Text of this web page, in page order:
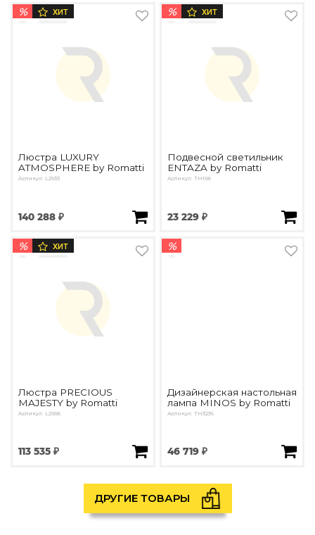
% ХИТ
Люстра LUXURY
ATMOSPHERE by Romatti
Артикул: L2933
140 288 ₽
% ХИТ
Подвесной светильник
ENTAZA by Romatti
Артикул: TH168
23 229 ₽
% ХИТ
Люстра PRECIOUS
MAJESTY by Romatti
Артикул: L2958
113 535 ₽
%
Дизайнерская настольная
лампа MINOS by Romatti
Артикул: ТН3236
46 719 ₽
ДРУГИЕ ТОВАРЫ